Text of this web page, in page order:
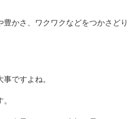
かさ、ワクワクなどをつかさどり
ですよね。